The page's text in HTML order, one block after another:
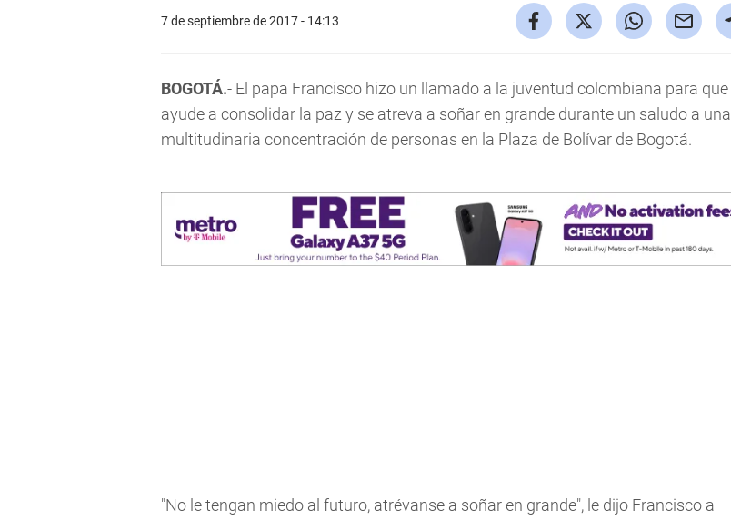
7 de septiembre de 2017 - 14:13
BOGOTÁ.- El papa Francisco hizo un llamado a la juventud colombiana para que
ayude a consolidar la paz y se atreva a soñar en grande durante un saludo a una
multitudinaria concentración de personas en la Plaza de Bolívar de Bogotá.
"No le tengan miedo al futuro, atrévanse a soñar en grande", le dijo Francisco a